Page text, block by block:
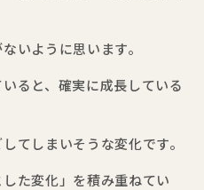
いように思います。
ると、確実に成長している
てしまいそうな変化です。
た変化」を積み重ねてい